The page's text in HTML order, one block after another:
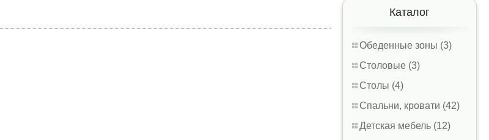
Каталог
Обеденные зоны (3)
Столовые (3)
Столы (4)
Спальни, кровати (42)
Детская мебель (12)